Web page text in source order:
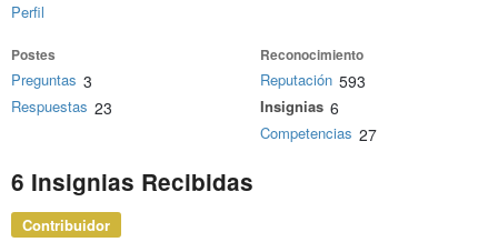
Perfil
Postes
Preguntas 3
Respuestas 23
Reconocimiento
Reputación 593
Insignias 6
Competencias 27
6 Insignias Recibidas
Contribuidor